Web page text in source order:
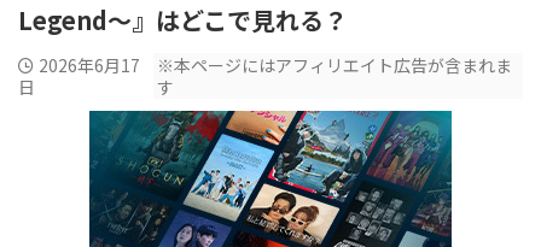
Legend～』はどこで見れる？
2026年6月17
日
※本ページにはアフィリエイト広告が含まれま
す